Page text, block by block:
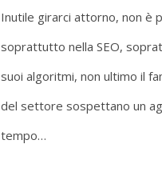
Inutile girarci attorno, non è
soprattutto nella SEO,
suoi algoritmi, non ultimo il
del settore sospettano un
tempo…